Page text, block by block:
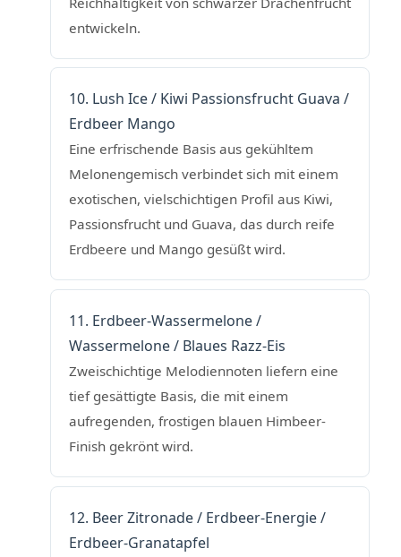
entwickeln.
10. Lush Ice / Kiwi Passionsfrucht Guava /
Erdbeer Mango
Eine erfrischende Basis aus gekühltem
Melonengemisch verbindet sich mit einem
exotischen, vielschichtigen Profil aus Kiwi,
Passionsfrucht und Guava, das durch reife
Erdbeere und Mango gesüßt wird.
11. Erdbeer-Wassermelone /
Wassermelone / Blaues Razz-Eis
Zweischichtige Melodiennoten liefern eine
tief gesättigte Basis, die mit einem
aufregenden, frostigen blauen Himbeer-
Finish gekrönt wird.
12. Beer Zitronade / Erdbeer-Energie /
Erdbeer-Granatapfel